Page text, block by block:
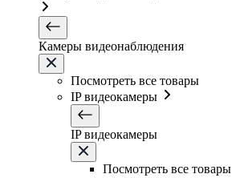
Камеры видеонаблюдения
Посмотреть все товары
IP видеокамеры
IP видеокамеры
Посмотреть все товары